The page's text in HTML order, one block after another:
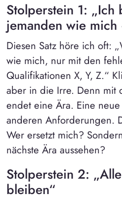
Stolperstein 1: „Ich
jemanden wie
Diesen Satz höre ich oft:
wie mich, nur mit den
Qualifikationen X, Y, Z.“
aber in die Irre. Denn mit
endet eine Ära. Eine
anderen Anforderungen.
Wer ersetzt mich?
nächste Ära aussehen?
Stolperstein 2:
bleiben“